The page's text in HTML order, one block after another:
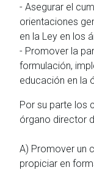
- Asegurar el
orientaciones
en la Ley en los
- Promover la
formulación,
educación en la
Por su parte los
órgano director
A) Promover un
propiciar en